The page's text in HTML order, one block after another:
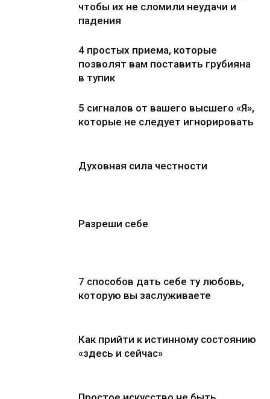
чтобы их не сломили неудачи и
падения
4 простых приема, которые
позволят вам поставить грубияна
в тупик
5 сигналов от вашего высшего «Я»,
которые не следует игнорировать
Духовная сила честности
Разреши себе
7 способов дать себе ту любовь,
которую вы заслуживаете
Как прийти к истинному состоянию
«здесь и сейчас»